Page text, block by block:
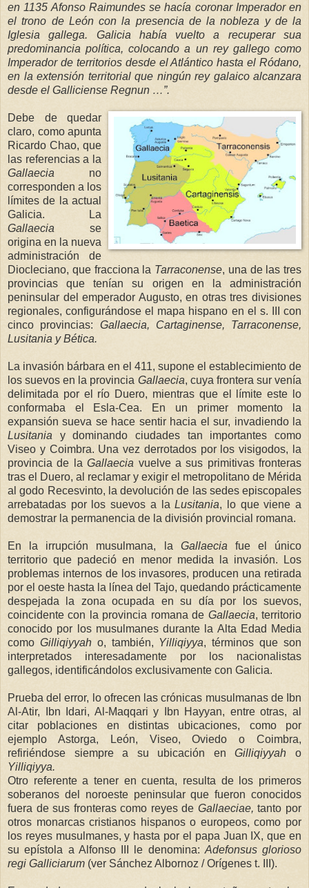
en 1135 Afonso Raimundes sehacía coronar Imperador en
el trono de León con la presencia de la nobleza y de la
Iglesia gallega. Galicia había vuelto a recuperar sua
predominancia política, colocando a un rey gallego como
Imperador de territorios desde el Atlántico hasta el Ródano,
en la extensión territorial que ningún rey galaico alcanzara
desde el Galliciense Regnun …”.
Debe de quedar
claro, como apunta
Ricardo Chao, que
las referencias a la
Gallaecia no
corresponden a los
límites de la actual
Galicia.
La
Gallaecia se
origina en la nueva
administración de
Diocleciano, que fracciona la Tarraconense, una de las tres
provincias que tenían su origen en la administración
peninsular del emperador Augusto, en otras tres divisiones
regionales, configurándose el mapa hispano en el s. III con
cinco provincias: Gallaecia, Cartaginense, Tarraconense,
Lusitania y Bética.
La invasión bárbara en el 411, supone el establecimiento de
los suevos en la provincia Gallaecia, cuya frontera sur venía
delimitada por el río Duero, mientras que el límite este lo
conformaba el Esla-Cea. En un primer momento la
expansión sueva se hace sentir hacia el sur, invadiendo la
Lusitania y dominando ciudades tan importantes como
Viseo y Coimbra. Una vez derrotados por los visigodos, la
provincia de
laGallaecia vuelve a sus primitivas fronteras
tras el Duero, al reclamar y exigir el metropolitano de Mérida
al godo Recesvinto, la devolución de las sedes episcopales
arrebatadas por los suevos a
laLusitania, lo que viene a
demostrar la permanencia de la división provincial romana.
En la irrupción musulmana, la Gallaecia fue el único
territorio que padeció en menor medida la invasión. Los
problemas internos de los invasores, producen una retirada
por el oeste hasta la línea del Tajo, quedando prácticamente
despejada la zona ocupada en su día por los suevos,
coincidente con la provincia romana de Gallaecia, territorio
conocido por los musulmanes durante la Alta Edad Media
como Gilliqiyyaho, también, Yilliqiyya, términos que son
interpretados interesadamente por los nacionalistas
gallegos, identificándolos exclusivamente con Galicia.
Prueba del error, lo ofrecen las crónicas musulmanas de Ibn
Al-Atir, Ibn Idari, Al-Maqqari y Ibn Hayyan, entre otras, al
citar poblaciones en distintas ubicaciones, como por
ejemplo Astorga, León, Viseo, Oviedo o Coimbra,
refiriéndose siempre a su ubicación enGilliqiyyaho
Yilliqiyya.
Otro referente a tener en cuenta, resulta de los primeros
soberanos del noroeste peninsular que fueron conocidos
fuera de sus fronteras como reyes de Gallaeciae, tanto por
otros monarcas cristianos hispanos o europeos, como por
los reyes musulmanes, y hasta por el papa Juan IX, que en
su epístola a Alfonso III le denomina: Adefonsus glorioso
regi Galliciarum (ver Sánchez Albornoz / Orígenes t. III).